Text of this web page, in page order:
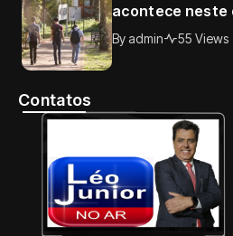
acontece neste
horários,
candidato
Byadmin 55 Views
Contatos